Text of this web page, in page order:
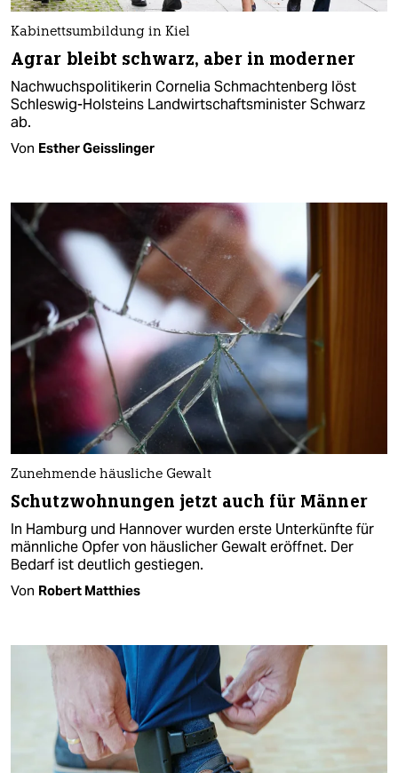
Kabinettsumbildung in Kiel
Agrar bleibt schwarz, aber in moderner
Nachwuchspolitikerin Cornelia Schmachtenberg löst
Schleswig-Holsteins Landwirtschaftsminister Schwarz
ab.
Von Esther Geisslinger
Zunehmende häusliche Gewalt
Schutzwohnungen jetzt auch für Männer
In Hamburg und Hannover wurden erste Unterkünfte für
männliche Opfer von häuslicher Gewalt eröffnet. Der
Bedarf ist deutlich gestiegen.
Von Robert Matthies